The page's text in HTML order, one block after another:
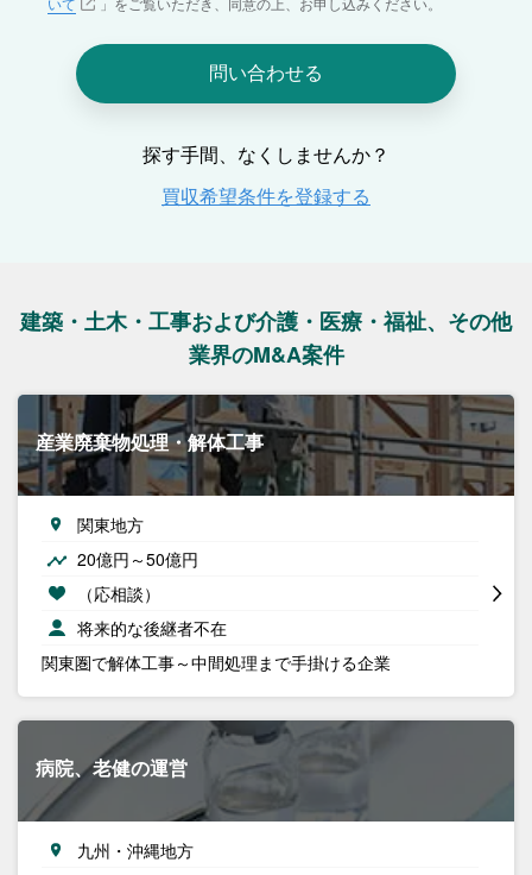
建築・土木・工事および介護・医療・福祉、その他
業界のM&A案件
産業廃棄物処理・解体工事
関東地方
20億円～50億円
（応相談）
将来的な後継者不在
関東圏で解体工事～中間処理まで手掛ける企業
病院、老健の運営
九州・沖縄地方